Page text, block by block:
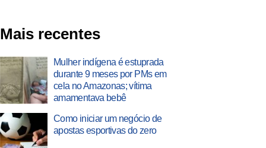
Mais recentes
Mulher indígena é estuprada
durante 9 meses por PMs em
cela no Amazonas; vítima
amamentava bebê
Como iniciar um negócio de
apostas esportivas do zero